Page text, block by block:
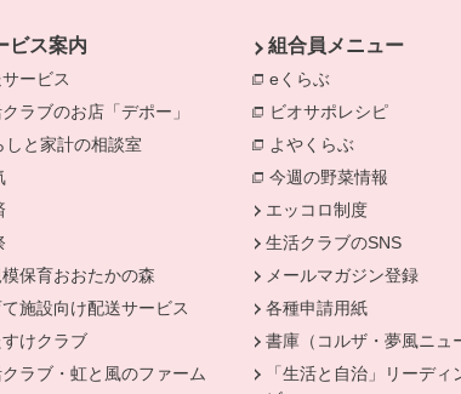
す。
ビス案内
ービス
ラブのお店「デポー」
しと家計の相談室 別のウィンドウで開きます。
保育おおたかの森
施設向け配送サービス
けクラブ
ラブ・虹と風のファーム
組合員メニュー
eくらぶ
ビオサポレシピ
よやくらぶ 別のウィン
今週の野菜情報 別のウ
エッコロ制度
生活クラブのSNS
メールマガジン登録
各種申請用紙
書庫（コルザ・夢風ニュ
「生活と自治」リーディ